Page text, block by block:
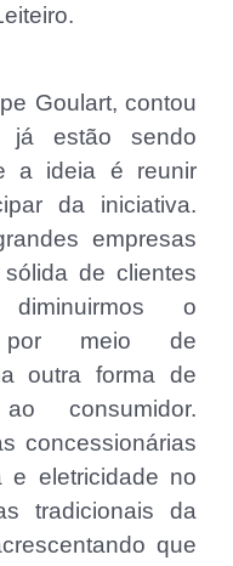
Goulart, contou
já estão sendo
a ideia é reunir
da iniciativa.
empresas
de clientes
o
por meio de
outra forma de
consumidor.
concessionárias
e eletricidade no
tradicionais da
que